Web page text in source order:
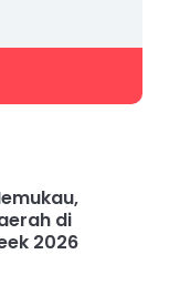
di
2026